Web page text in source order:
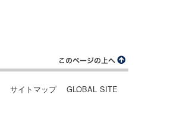
サイトマップ GLOBAL SITE